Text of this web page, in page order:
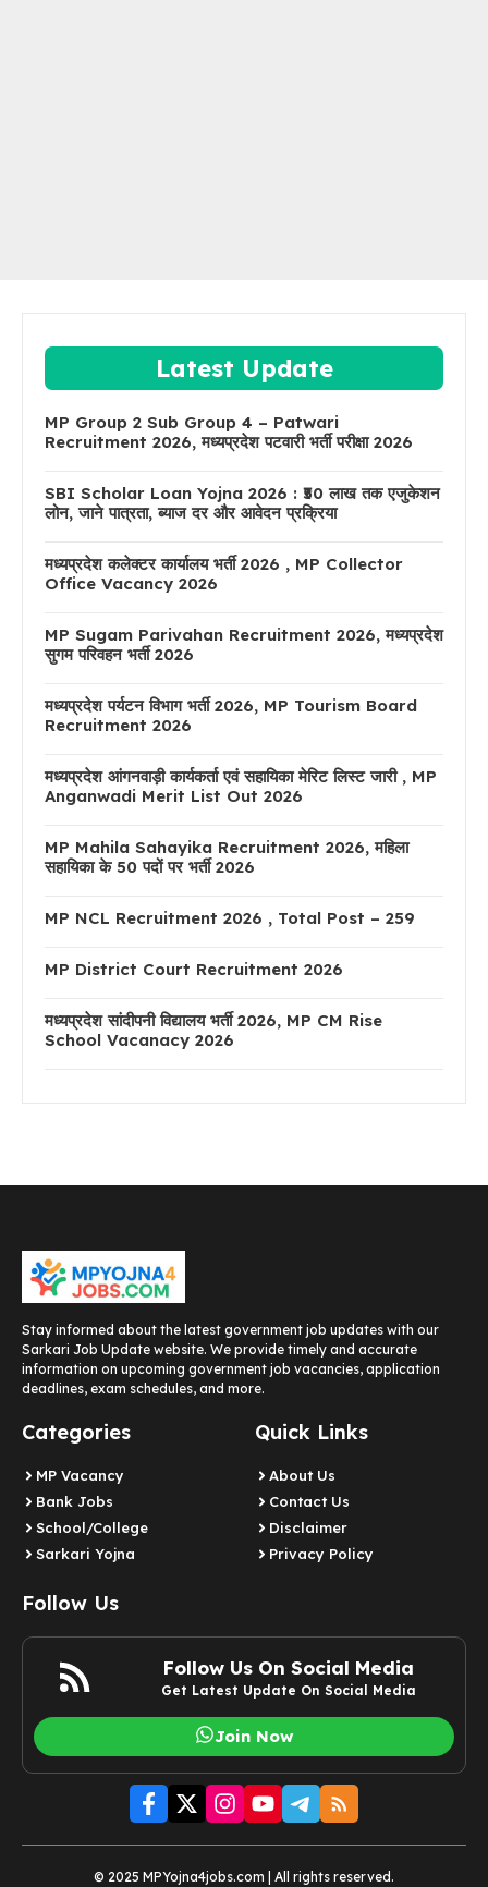
Latest Update
MP Group 2 Sub Group 4 – Patwari
Recruitment 2026, मध्यप्रदेश पटवारी भर्ती परीक्षा 2026
SBI Scholar Loan Yojna 2026 : ₹50 लाख तक एजुकेशन
लोन, जाने पात्रता, ब्याज दर और आवेदन प्रक्रिया
मध्यप्रदेश कलेक्टर कार्यालय भर्ती 2026 , MP Collector
Office Vacancy 2026
MP Sugam Parivahan Recruitment 2026, मध्यप्रदेश
सुगम परिवहन भर्ती 2026
मध्यप्रदेश पर्यटन विभाग भर्ती 2026, MP Tourism Board
Recruitment 2026
मध्यप्रदेश आंगनवाड़ी कार्यकर्ता एवं सहायिका मेरिट लिस्ट जारी , MP
Anganwadi Merit List Out 2026
MP Mahila Sahayika Recruitment 2026, महिला
सहायिका के 50 पदों पर भर्ती 2026
MP NCL Recruitment 2026 , Total Post – 259
MP District Court Recruitment 2026
मध्यप्रदेश सांदीपनी विद्यालय भर्ती 2026, MP CM Rise
School Vacanacy 2026
Stay informed about the latest government job updates with our
Sarkari Job Update website. We provide timely and accurate
information on upcoming government job vacancies, application
deadlines, exam schedules, and more.
Categories
MP Vacancy
Bank Jobs
School/College
Sarkari Yojna
Quick Links
About Us
Contact Us
Disclaimer
Privacy Policy
Follow Us
Follow Us On Social Media
Get Latest Update On Social Media
Join Now
© 2025 MPYojna4jobs.com | All rights reserved.